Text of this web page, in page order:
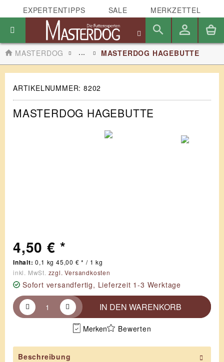
EXPERTENTIPPS SALE MERKZETTEL
MASTERDOG ... MASTERDOG HAGEBUTTE
ARTIKELNUMMER:8202
MASTERDOG HAGEBUTTE
4,50 € *
Inhalt:0,1 kg 45,00 € * / 1 kg
inkl. MwSt. zzgl. Versandkosten
Sofort versandfertig, Lieferzeit 1-3 Werktage
IN DEN WARENKORB
Merken Bewerten
Beschreibung